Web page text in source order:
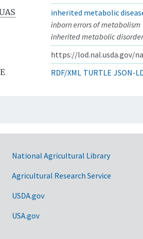
inherited metabolic
inborn errors of metabolism
inherited metabolic
https://lod.nal.usda.gov/
RDF/XML TURTLE JSON-
National Agricultural Library
Agricultural Research Service
USDA.gov
USA.gov